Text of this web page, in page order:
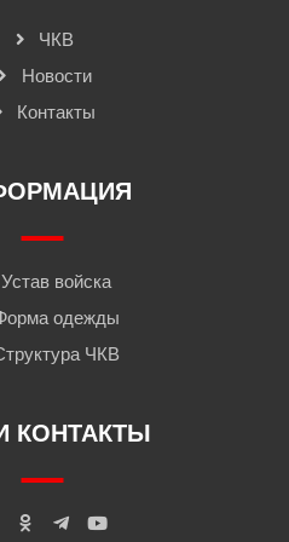
ЧКВ
Новости
Контакты
Устав войска
одежды
ЧКВ
КОНТАКТЫ